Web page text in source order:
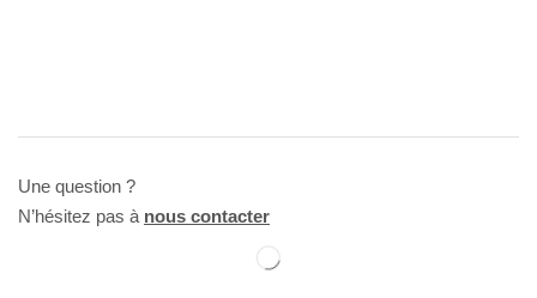
Une question ?
N’hésitez pas à nous contacter